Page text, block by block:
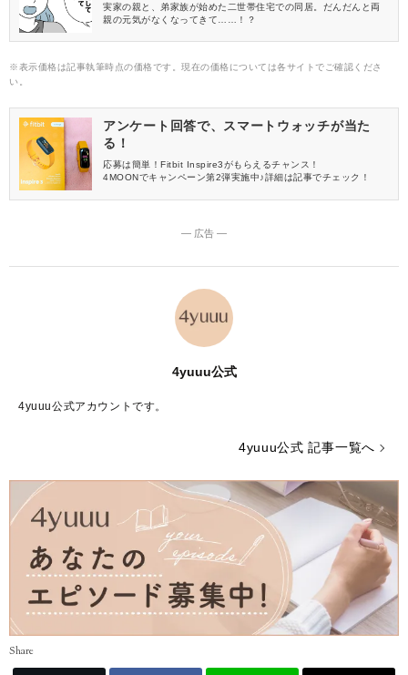
実家の親と、弟家族が始めた二世帯住宅での同居。だんだんと両
親の元気がなくなってきて……！？
※表示価格は記事執筆時点の価格です。現在の価格については各サイトでご確認くださ
い。
アンケート回答で、スマートウォッチが当た
る！
応募は簡単！Fitbit Inspire3がもらえるチャンス！
4MOONでキャンペーン第2弾実施中♪詳細は記事でチェック！
― 広告 ―
4yuuu公式
4yuuu公式アカウントです。
4yuuu公式 記事一覧へ
Share